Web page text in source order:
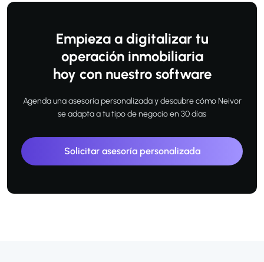
Empieza a digitalizar tu
operación inmobiliaria
hoy con nuestro software
Agenda una asesoría personalizada y descubre cómo Neivor
se adapta a tu tipo de negocio en 30 días
Solicitar asesoría personalizada